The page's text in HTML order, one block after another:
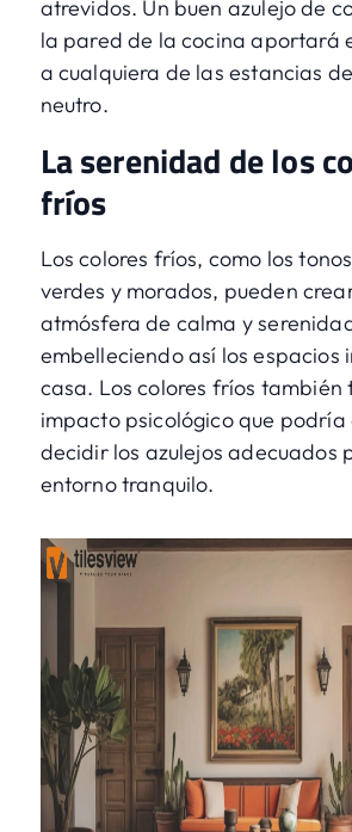
atrevidos. Un buen azulejo de
la pared de la cocina aportará
a cualquiera de las estancias
neutro.
La serenidad de los
fríos
Los colores fríos, como los
verdes y morados, pueden
atmósfera de calma y
embelleciendo así los espacios
casa. Los colores fríos también
impacto psicológico que
decidir los azulejos adecuados
entorno tranquilo.